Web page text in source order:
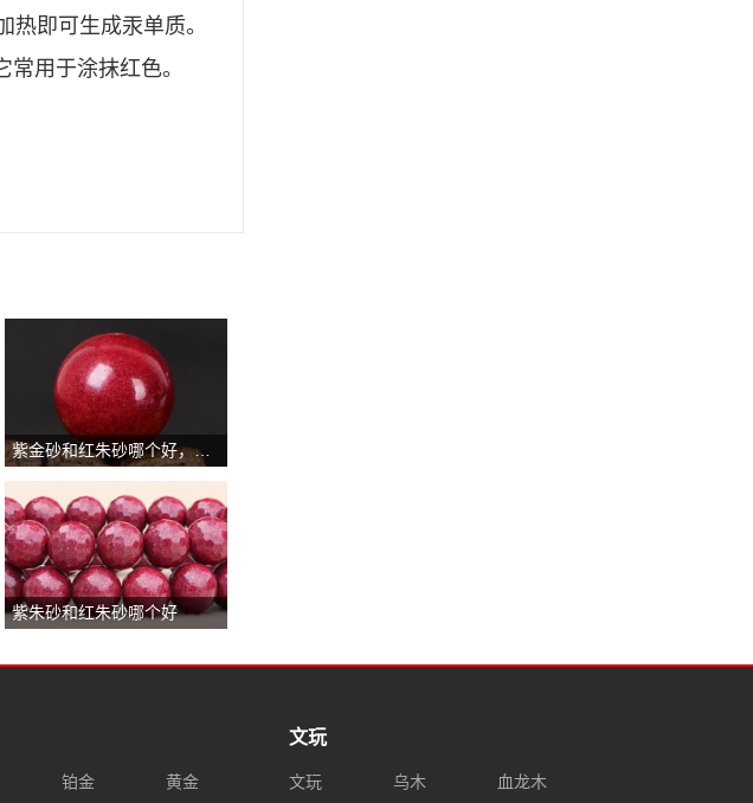
即可生成汞单质。
用于涂抹红色。
紫金砂和红朱砂哪个好，紫金砂的品质好一些
紫朱砂和红朱砂哪个好
铂金 黄金
文玩
文玩 乌木 血龙木